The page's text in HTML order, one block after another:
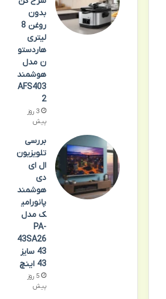
بدون
روغن 8
لیتری
هاردستو
ن مدل
هوشمند
AFS403
2
3 روز
پیش
بررسی
تلویزیون
ال ای
دی
هوشمند
پانورامی
ک مدل
PA-
43SA26
43 سایز
43 اینچ
5 روز
پیش